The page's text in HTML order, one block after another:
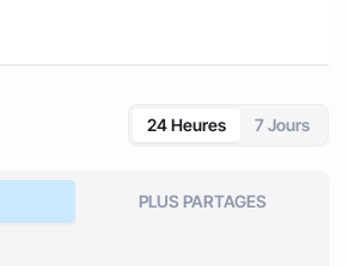
24 Heures 7 Jours
PLUS PARTAGES